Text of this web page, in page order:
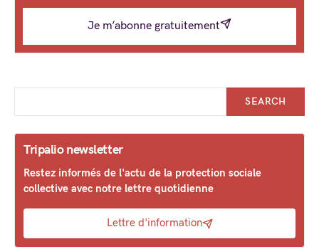
Je m’abonne gratuitement
SEARCH
Tripalio newsletter
Restez informés de l'actu de la protection sociale
collective avec notre lettre quotidienne
Lettre d'information